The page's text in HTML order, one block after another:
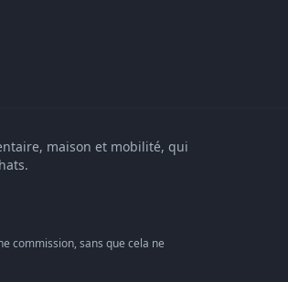
maison et mobilité, qui
commission, sans que cela ne